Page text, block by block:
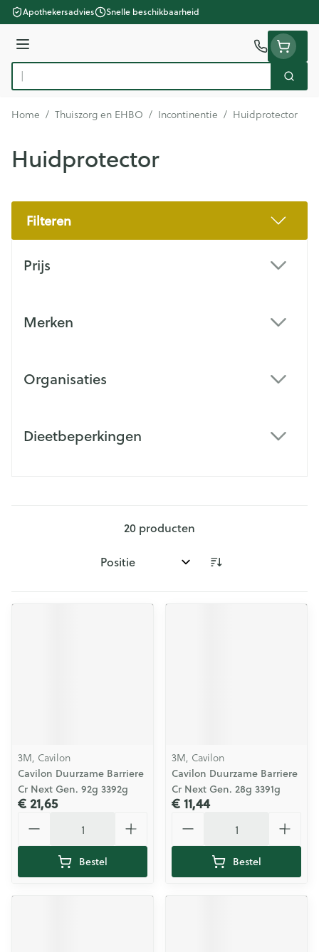
Ga naar de inhoud
Apothekersadvies Snelle beschikbaarheid
Menu
Product, merk, categorie...
Zoek
Home / Thuiszorg en EHBO / Incontinentie / Huidprotector
Huidprotector
Filteren
Prijs
Merken
Organisaties
Dieetbeperkingen
20 producten
Sorteer op:
3M, Cavilon
Cavilon Duurzame Barriere
Cr Next Gen. 92g 3392g
€ 21,65
Bestel
3M, Cavilon
Cavilon Duurzame Barriere
Cr Next Gen. 28g 3391g
€ 11,44
Bestel